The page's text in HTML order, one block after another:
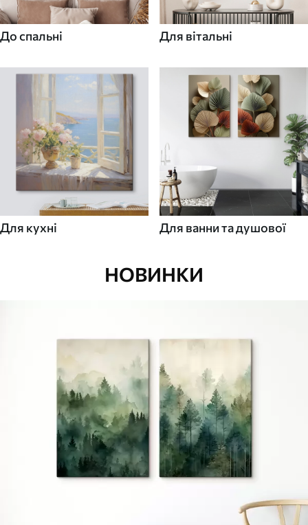
До спальні Для вітальні
Для кухні Для ванни та душової
НОВИНКИ